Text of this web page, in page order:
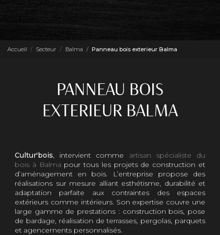
Accueil Secteur Balma Panneau bois exterieur Balma
PANNEAU BOIS
EXTERIEUR BALMA
Cultur'bois, intervient comme artisan spécialiste du
bois à Balma pour tous les projets de construction et
d’aménagement en bois. L’entreprise propose des
réalisations sur mesure alliant esthétisme, durabilité et
adaptation parfaite aux contraintes des espaces
extérieurs comme intérieurs. Son expertise couvre une
large gamme de prestations : construction bois, pose
de bardage, réalisation de terrasses, pergolas, parquets
et agencements personnalisés.